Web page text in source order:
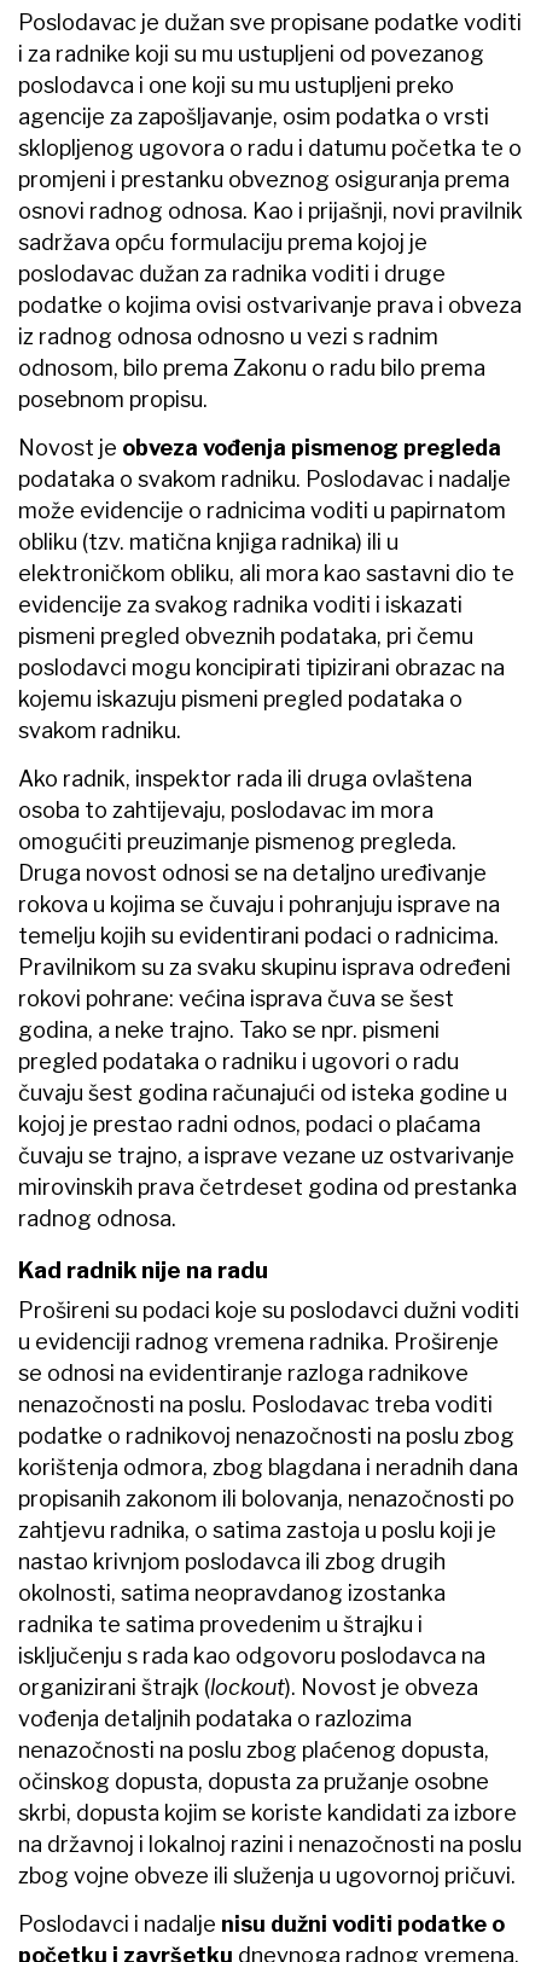
Poslodavac je dužan sve propisane podatke voditi
i za radnike koji su mu ustupljeni od povezanog
poslodavca i one koji su mu ustupljeni preko
agencije za zapošljavanje, osim podatka o vrsti
sklopljenog ugovora o radu i datumu početka te o
promjeni i prestanku obveznog osiguranja prema
osnovi radnog odnosa. Kao i prijašnji, novi pravilnik
sadržava opću formulaciju prema kojoj je
poslodavac dužan za radnika voditi i druge
podatke o kojima ovisi ostvarivanje prava i obveza
iz radnog odnosa odnosno u vezi s radnim
odnosom, bilo prema Zakonu o radu bilo prema
posebnom propisu.
Novost je obveza vođenja pismenog pregleda
podataka o svakom radniku. Poslodavac i nadalje
može evidencije o radnicima voditi u papirnatom
obliku (tzv. matična knjiga radnika) ili u
elektroničkom obliku, ali mora kao sastavni dio te
evidencije za svakog radnika voditi i iskazati
pismeni pregled obveznih podataka, pri čemu
poslodavci mogu koncipirati tipizirani obrazac na
kojemu iskazuju pismeni pregled podataka o
svakom radniku.
Ako radnik, inspektor rada ili druga ovlaštena
osoba to zahtijevaju, poslodavac im mora
omogućiti preuzimanje pismenog pregleda.
Druga novost odnosi se na detaljno uređivanje
rokova u kojima se čuvaju i pohranjuju isprave na
temelju kojih su evidentirani podaci o radnicima.
Pravilnikom su za svaku skupinu isprava određeni
rokovi pohrane: većina isprava čuva se šest
godina, a neke trajno. Tako se npr. pismeni
pregled podataka o radniku i ugovori o radu
čuvaju šest godina računajući od isteka godine u
kojoj je prestao radni odnos, podaci o plaćama
čuvaju se trajno, a isprave vezane uz ostvarivanje
mirovinskih prava četrdeset godina od prestanka
radnog odnosa.
Kad radnik nije na radu
Prošireni su podaci koje su poslodavci dužni voditi
u evidenciji radnog vremena radnika. Proširenje
se odnosi na evidentiranje razloga radnikove
nenazočnosti na poslu. Poslodavac treba voditi
podatke o radnikovoj nenazočnosti na poslu zbog
korištenja odmora, zbog blagdana i neradnih dana
propisanih zakonom ili bolovanja, nenazočnosti po
zahtjevu radnika, o satima zastoja u poslu koji je
nastao krivnjom poslodavca ili zbog drugih
okolnosti, satima neopravdanog izostanka
radnika te satima provedenim u štrajku i
isključenju s rada kao odgovoru poslodavca na
organizirani štrajk (lockout). Novost je obveza
vođenja detaljnih podataka o razlozima
nenazočnosti na poslu zbog plaćenog dopusta,
očinskog dopusta, dopusta za pružanje osobne
skrbi, dopusta kojim se koriste kandidati za izbore
na državnoj i lokalnoj razini i nenazočnosti na poslu
zbog vojne obveze ili služenja u ugovornoj pričuvi.
Poslodavci i nadalje nisu dužni voditi podatke o
početku i završetku dnevnoga radnog vremena,